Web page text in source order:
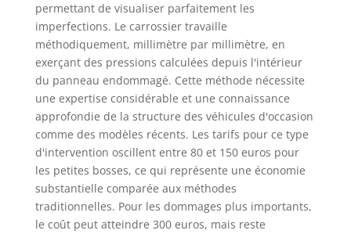
permettant de visualiser parfaitement les
imperfections. Le carrossier travaille
méthodiquement, millimètre par millimètre, en
exerçant des pressions calculées depuis l'intérieur
du panneau endommagé. Cette méthode nécessite
une expertise considérable et une connaissance
approfondie de la structure des véhicules d'occasion
comme des modèles récents. Les tarifs pour ce type
d'intervention oscillent entre 80 et 150 euros pour
les petites bosses, ce qui représente une économie
substantielle comparée aux méthodes
traditionnelles. Pour les dommages plus importants,
le coût peut atteindre 300 euros, mais reste